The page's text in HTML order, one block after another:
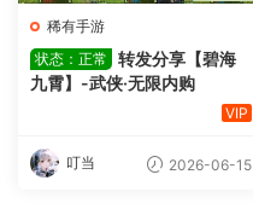
稀有手游
状态：正常
转发分享【碧海
九霄】-武侠·无限内购
VIP
叮当 2026-06-15